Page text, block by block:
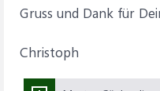
Gruss und Dank für
Christoph